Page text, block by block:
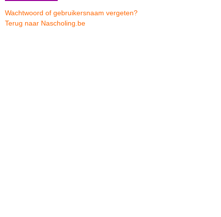
Wachtwoord of gebruikersnaam vergeten?
Terug naar Nascholing.be